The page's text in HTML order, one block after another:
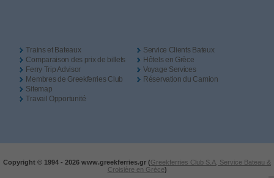
Trains et Bateaux
Comparaison des prix de billets
Ferry Trip Advisor
Membres de Greekferries Club
Sitemap
Travail Opportunité
Service Clients Bateux
Hôtels en Grèce
Voyage Services
Réservation du Camion
Copyright © 1994 - 2026 www.greekferries.gr (Greekferries Club S.A, Service Bateau &
Croisière en Grèce)